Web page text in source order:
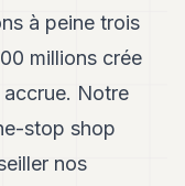
à peine trois
millions crée
Notre
stop shop
nos